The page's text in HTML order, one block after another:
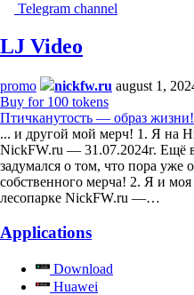
Telegram channel
LJ Video
promo nickfw.ru august 1,
Buy for 100 tokens
Птичканутость — образ жизни!
... и другой мой мерч! 1. Я на
NickFW.ru — 31.07.2024г. Ещё
задумался о том, что пора уже
собственного мерча! 2. Я и
лесопарке NickFW.ru —…
Applications
Download
Huawei